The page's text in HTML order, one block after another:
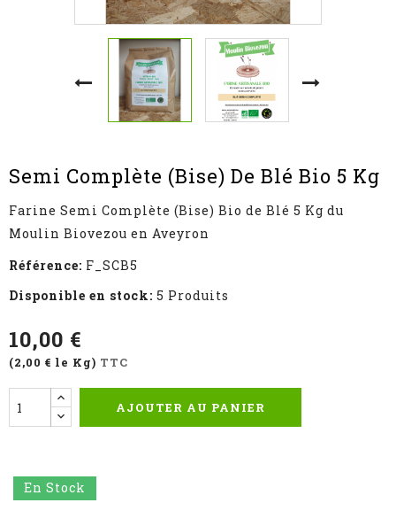
Semi Complète (Bise) De Blé Bio 5 Kg
Farine Semi Complète (Bise) Bio de Blé 5 Kg du
Moulin Biovezou en Aveyron
Référence: F_SCB5
Disponible en stock: 5 Produits
10,00 €
(2,00 € le Kg) TTC
AJOUTER AU PANIER
En Stock